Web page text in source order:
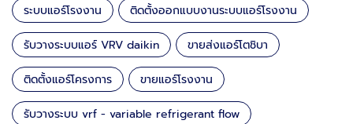
ระบบแอร์โรงงาน ติดตั้งออกแบบงานระบบแอร์โรงงาน
รับวางระบบแอร์ VRV daikin ขายส่งแอร์โตชิบา
ติดตั้งแอร์โครงการ ขายแอร์โรงงาน
รับวางระบบ vrf - variable refrigerant flow